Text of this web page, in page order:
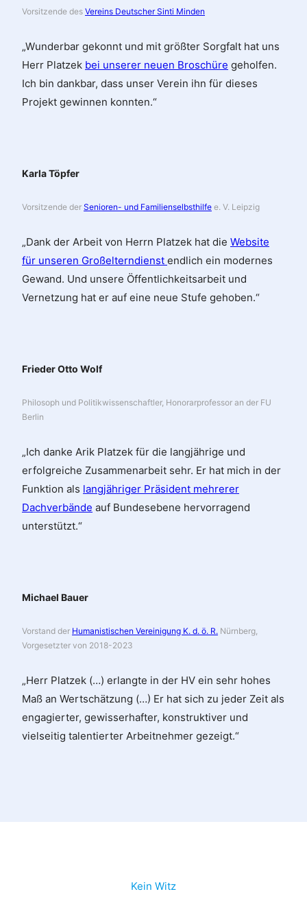
Vorsitzende des Vereins Deutscher Sinti Minden
„Wunderbar gekonnt und mit größter Sorgfalt hat uns
Herr Platzek bei unserer neuen Broschüre geholfen.
Ich bin dankbar, dass unser Verein ihn für dieses
Projekt gewinnen konnten.“
Karla Töpfer
Vorsitzende der Senioren- und Familienselbsthilfe e. V. Leipzig
„Dank der Arbeit von Herrn Platzek hat die Website
für unseren Großelterndienst endlich ein modernes
Gewand. Und unsere Öffentlichkeitsarbeit und
Vernetzung hat er auf eine neue Stufe gehoben.“
Frieder Otto Wolf
Philosoph und Politikwissenschaftler, Honorarprofessor an der FU
Berlin
„Ich danke Arik Platzek für die langjährige und
erfolgreiche Zusammenarbeit sehr. Er hat mich in der
Funktion als langjähriger Präsident mehrerer
Dachverbände auf Bundesebene hervorragend
unterstützt.“
Michael Bauer
Vorstand der Humanistischen Vereinigung K. d. ö. R. Nürnberg,
Vorgesetzter von 2018-2023
„Herr Platzek (…) erlangte in der HV ein sehr hohes
Maß an Wertschätzung (…) Er hat sich zu jeder Zeit als
engagierter, gewisserhafter, konstruktiver und
vielseitig talentierter Arbeitnehmer gezeigt.“
Kein Witz